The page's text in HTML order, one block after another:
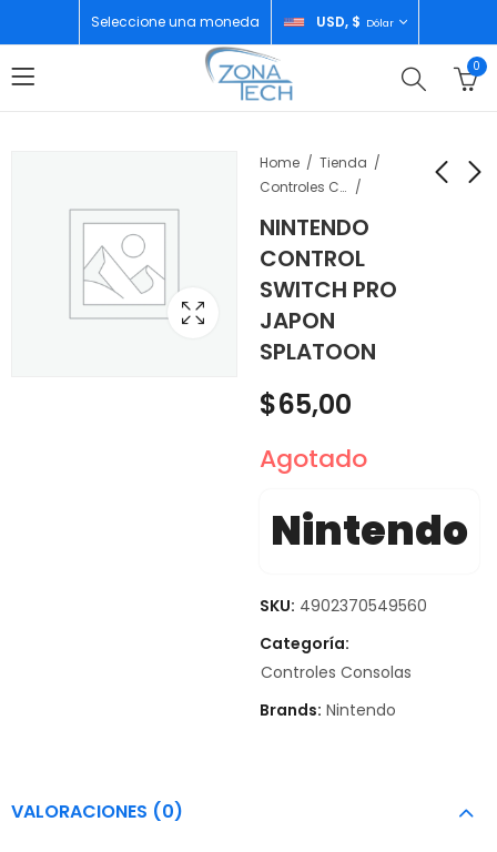
Seleccione una moneda USD, $ Dólar
0
Home
Tienda
Controles Consolas
NINTENDO
CONTROL
SWITCH PRO
JAPON
SPLATOON
SWITCH MONSTER
HUNDER RISE
SUNBREAK
$65,00
POKEMON OLED
$ 320,00
$65,00
Agotado
Nintendo
SKU: 4902370549560
Categoría:
Controles Consolas
Brands: Nintendo
VALORACIONES (0)